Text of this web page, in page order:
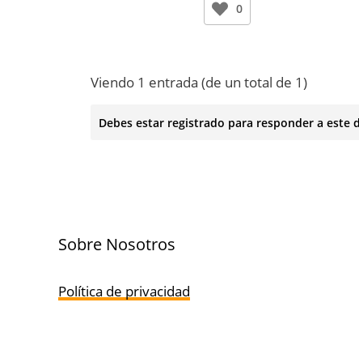
0
Viendo 1 entrada (de un total de 1)
Debes estar registrado para responder a este
Sobre Nosotros
Política de privacidad